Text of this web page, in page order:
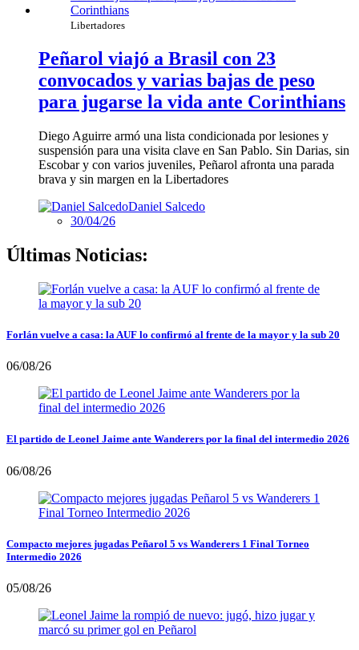
Libertadores
Peñarol viajó a Brasil con 23
convocados y varias bajas de peso
para jugarse la vida ante Corinthians
Diego Aguirre armó una lista condicionada por lesiones y
suspensión para una visita clave en San Pablo. Sin Darias, sin
Escobar y con varios juveniles, Peñarol afronta una parada
brava y sin margen en la Libertadores
Daniel Salcedo
30/04/26
Últimas Noticias:
Forlán vuelve a casa: la AUF lo confirmó al frente de la mayor y la sub 20
06/08/26
El partido de Leonel Jaime ante Wanderers por la final del intermedio 2026
06/08/26
Compacto mejores jugadas Peñarol 5 vs Wanderers 1 Final Torneo
Intermedio 2026
05/08/26